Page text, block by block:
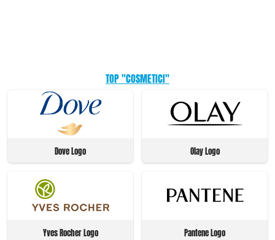
TOP "COSMETICI"
Dove Logo Olay Logo
Yves Rocher Logo Pantene Logo